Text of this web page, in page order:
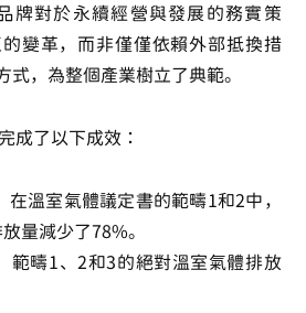
牌對於永續經營與發展的務實策
變革，而非僅僅依賴外部抵換措
式，為整個產業樹立了典範。
成了以下成效：
在溫室氣體議定書的範疇1和2中，
量減少了78%。
範疇1、2和3的絕對溫室氣體排放